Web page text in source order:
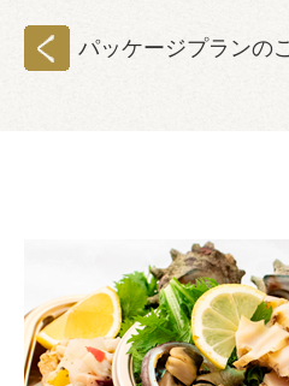
パッケージプランの